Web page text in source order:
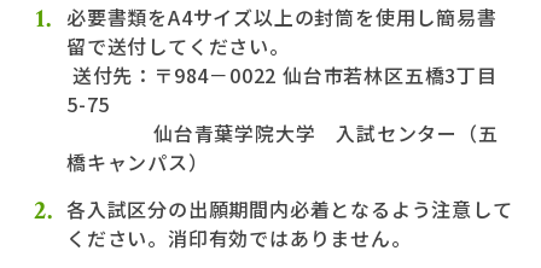
資料請求フォーム
お問い合わせ一覧
リンク
必要書類をA4サイズ以上の封筒を使用し簡易書
留で送付してください。
送付先：〒984－0022 仙台市若林区五橋3丁目
5-75
仙台青葉学院大学 入試センター（五
橋キャンパス）
各入試区分の出願期間内必着となるよう注意して
ください。消印有効ではありません。